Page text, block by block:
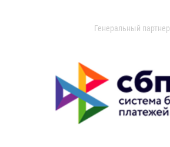
Генеральный партнер